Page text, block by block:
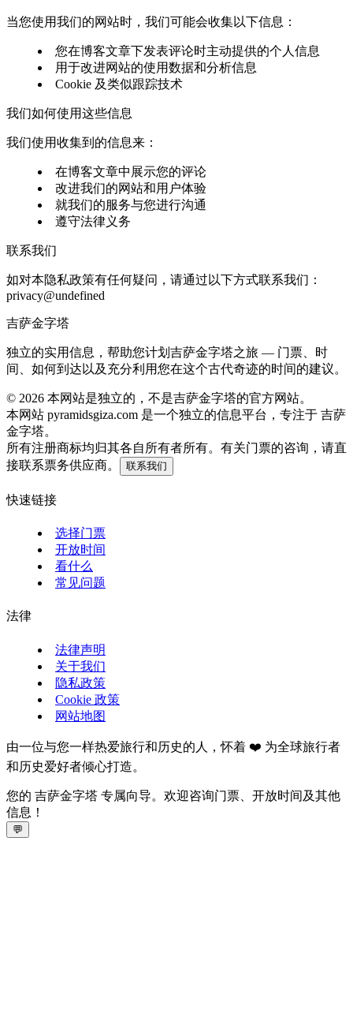
当您使用我们的网站时，我们可能会收集以下信息：
您在博客文章下发表评论时主动提供的个人信息
用于改进网站的使用数据和分析信息
Cookie 及类似跟踪技术
我们如何使用这些信息
我们使用收集到的信息来：
在博客文章中展示您的评论
改进我们的网站和用户体验
就我们的服务与您进行沟通
遵守法律义务
联系我们
如对本隐私政策有任何疑问，请通过以下方式联系我们：
privacy@undefined
吉萨金字塔
独立的实用信息，帮助您计划吉萨金字塔之旅 — 门票、时
间、如何到达以及充分利用您在这个古代奇迹的时间的建议。
© 2026 本网站是独立的，不是吉萨金字塔的官方网站。
本网站 pyramidsgiza.com 是一个独立的信息平台，专注于 吉萨
金字塔。
所有注册商标均归其各自所有者所有。有关门票的咨询，请直
接联系票务供应商。
联系我们
快速链接
选择门票
开放时间
看什么
常见问题
法律
法律声明
关于我们
隐私政策
Cookie 政策
网站地图
由一位与您一样热爱旅行和历史的人，怀着 ❤️ 为全球旅行者
和历史爱好者倾心打造。
您的 吉萨金字塔 专属向导。欢迎咨询门票、开放时间及其他
信息！
💬